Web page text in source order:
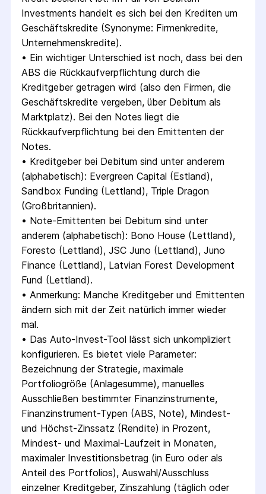
Investments handelt es sich bei den Krediten um
Geschäftskredite (Synonyme: Firmenkredite,
Unternehmenskredite).
• Ein wichtiger Unterschied ist noch, dass bei den
ABS die Rückkaufverpflichtung durch die
Kreditgeber getragen wird (also den Firmen, die
Geschäftskredite vergeben, über Debitum als
Marktplatz). Bei den Notes liegt die
Rückkaufverpflichtung bei den Emittenten der
Notes.
• Kreditgeber bei Debitum sind unter anderem
(alphabetisch): Evergreen Capital (Estland),
Sandbox Funding (Lettland), Triple Dragon
(Großbritannien).
• Note-Emittenten bei Debitum sind unter
anderem (alphabetisch): Bono House (Lettland),
Foresto (Lettland), JSC Juno (Lettland), Juno
Finance (Lettland), Latvian Forest Development
Fund (Lettland).
• Anmerkung: Manche Kreditgeber und Emittenten
ändern sich mit der Zeit natürlich immer wieder
mal.
• Das Auto-Invest-Tool lässt sich unkompliziert
konfigurieren. Es bietet viele Parameter:
Bezeichnung der Strategie, maximale
Portfoliogröße (Anlagesumme), manuelles
Ausschließen bestimmter Finanzinstrumente,
Finanzinstrument-Typen (ABS, Note), Mindest-
und Höchst-Zinssatz (Rendite) in Prozent,
Mindest- und Maximal-Laufzeit in Monaten,
maximaler Investitionsbetrag (in Euro oder als
Anteil des Portfolios), Auswahl/Ausschluss
einzelner Kreditgeber, Zinszahlung (täglich oder